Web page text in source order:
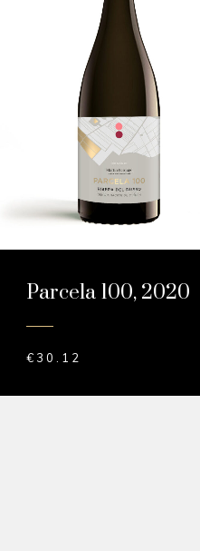
Parcela 100, 2020
€ 30.12